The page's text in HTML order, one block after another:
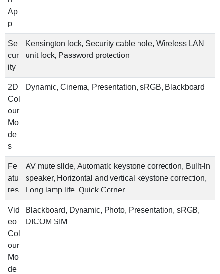
Ap
p
Se
cur
ity
Kensington lock, Security cable hole, Wireless LAN
unit lock, Password protection
2D
Col
our
Mo
de
s
Dynamic, Cinema, Presentation, sRGB, Blackboard
Fe
atu
res
AV mute slide, Automatic keystone correction, Built-in
speaker, Horizontal and vertical keystone correction,
Long lamp life, Quick Corner
Vid
eo
Col
our
Mo
de
Blackboard, Dynamic, Photo, Presentation, sRGB,
DICOM SIM